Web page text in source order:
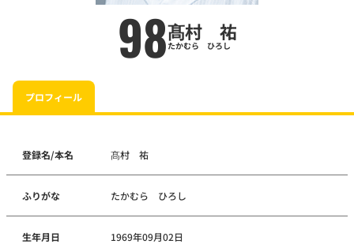
98髙村 祐
たかむら ひろし
プロフィール
登録名/本名 髙村 祐
ふりがな たかむら ひろし
生年月日 1969年09月02日